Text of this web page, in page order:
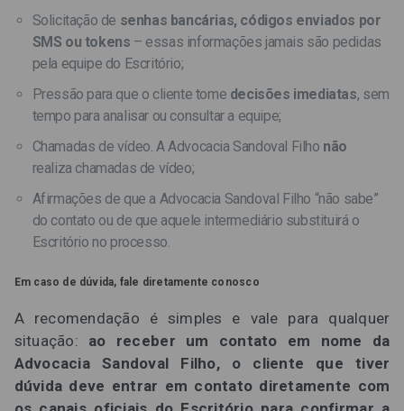
Solicitação de senhas bancárias, códigos enviados por
SMS ou tokens – essas informações jamais são pedidas
pela equipe do Escritório;
Pressão para que o cliente tome decisões imediatas, sem
tempo para analisar ou consultar a equipe;
Chamadas de vídeo. A Advocacia Sandoval Filho não
realiza chamadas de vídeo;
Afirmações de que a Advocacia Sandoval Filho “não sabe”
do contato ou de que aquele intermediário substituirá o
Escritório no processo.
Em caso de dúvida, fale diretamente conosco
A recomendação é simples e vale para qualquer
situação: ao receber um contato em nome da
Advocacia Sandoval Filho, o cliente que tiver
dúvida deve entrar em contato diretamente com